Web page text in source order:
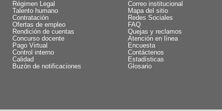
Régimen Legal
Talento humano
Contratación
Ofertas de empleo
Rendición de cuentas
Concurso docente
Pago Virtual
Control interno
Calidad
Buzón de notificaciones
Correo institucional
Mapa del sitio
Redes Sociales
FAQ
Quejas y reclamos
Atención en línea
Encuesta
Contáctenos
Estadísticas
Glosario